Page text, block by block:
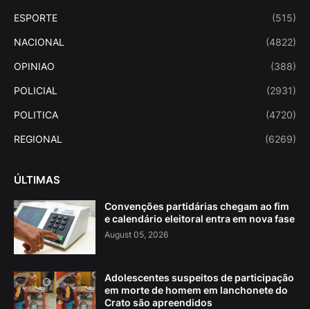
ESPORTE (515)
NACIONAL (4822)
OPINIAO (388)
POLICIAL (2931)
POLITICA (4720)
REGIONAL (6269)
ÚLTIMAS
Convenções partidárias chegam ao fim
e calendário eleitoral entra em nova fase
August 05, 2026
Adolescentes suspeitos de participação
em morte de homem em lanchonete do
Crato são apreendidos